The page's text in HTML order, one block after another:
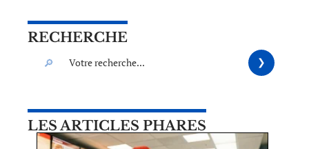
RECHERCHE
LES ARTICLES PHARES